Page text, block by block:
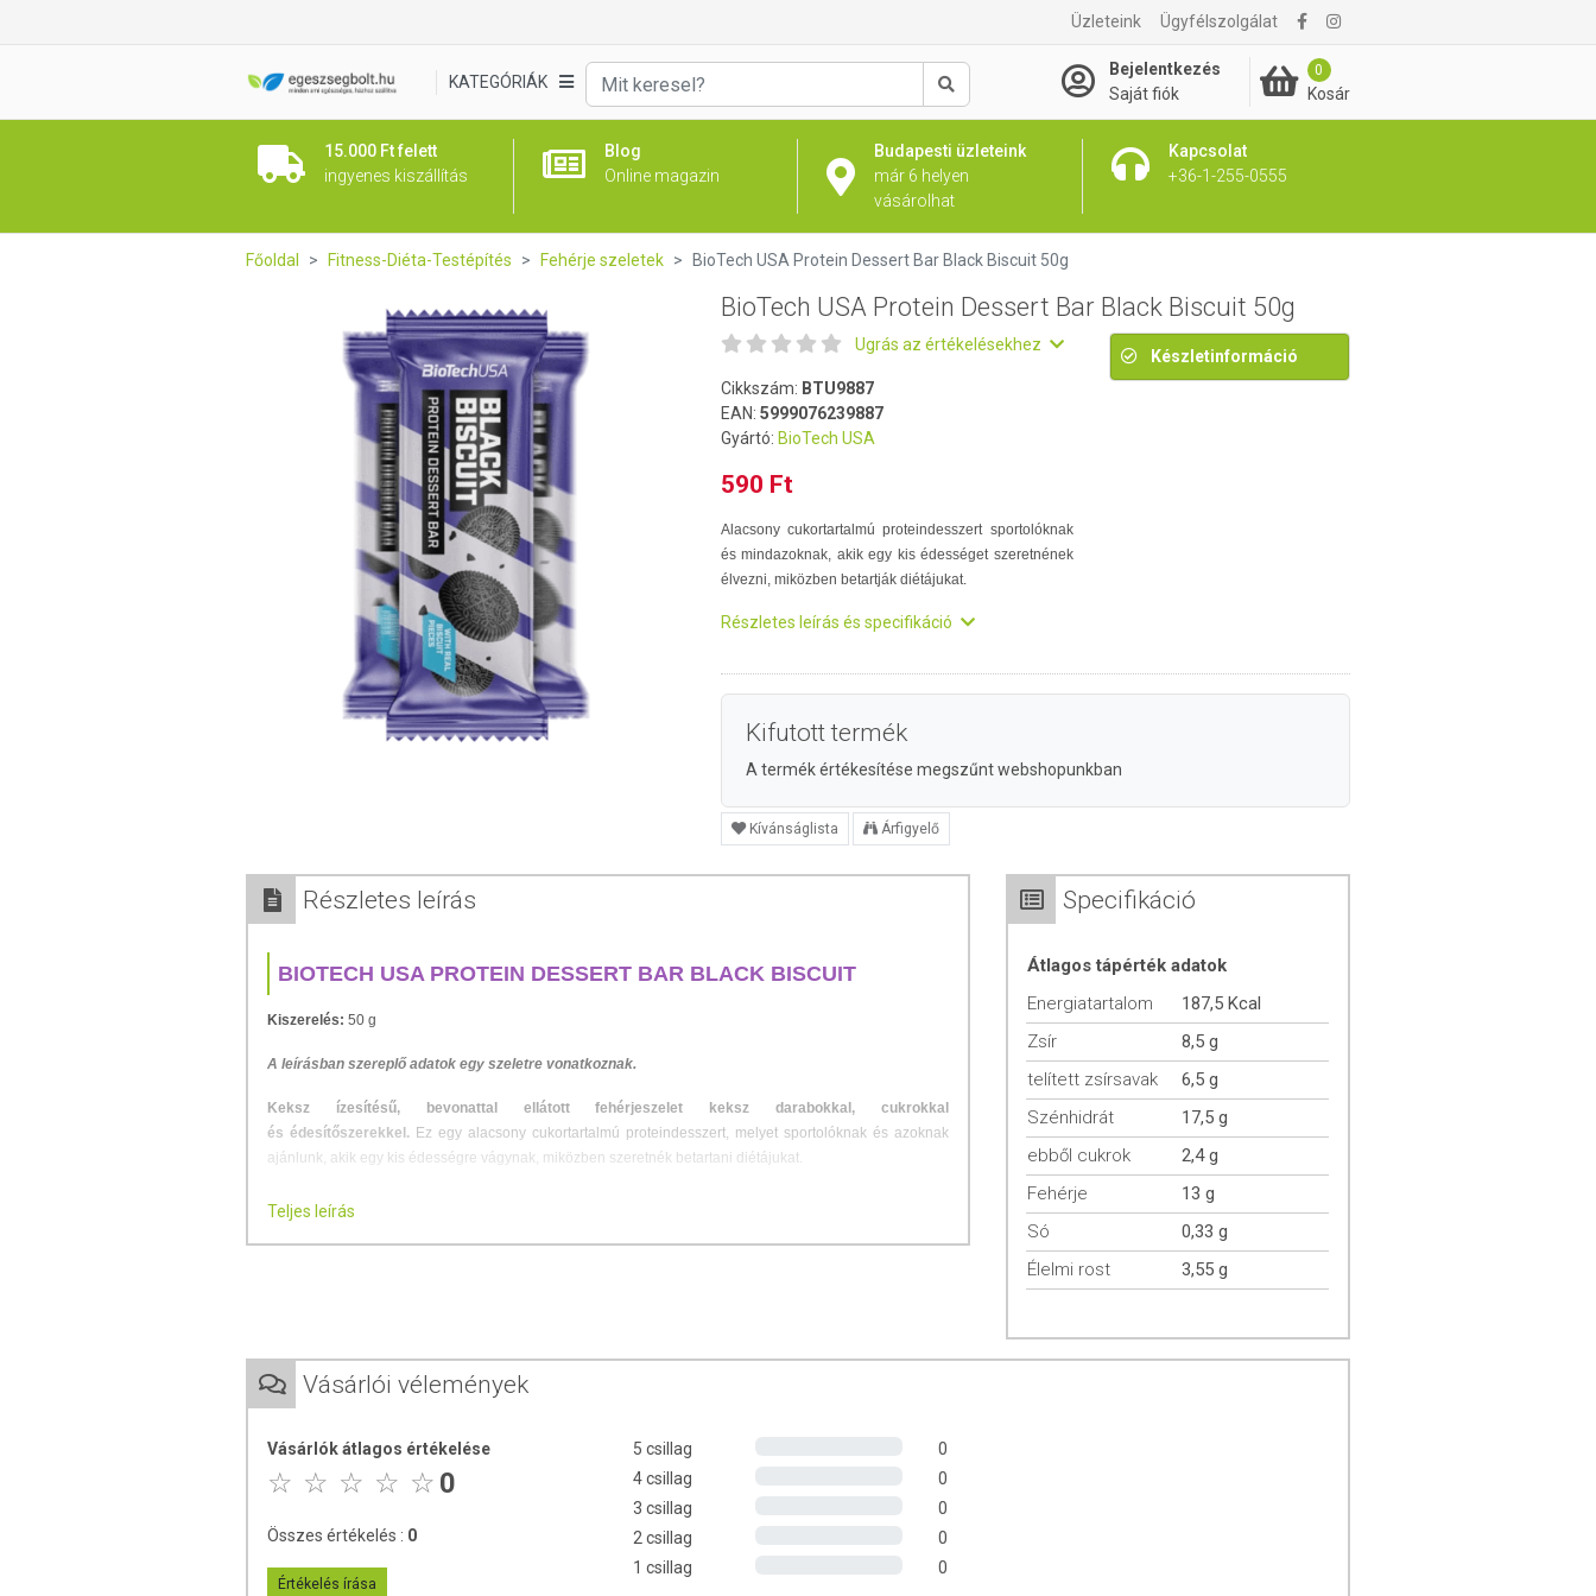
Üzleteink Ügyfélszolgálat
KATEGÓRIÁK
Keresés
Bejelentkezés
Saját fiók
0
Kosár
15.000 Ft felett
ingyenes kiszállítás
Blog
Online magazin
Budapesti üzleteink
már 6 helyen
vásárolhat
Kapcsolat
+36-1-255-0555
590 Ft
Főoldal Fitness-Diéta-Testépítés Fehérje szeletek BioTech USA Protein Dessert Bar Black Biscuit 50g
BioTech USA Protein Dessert Bar Black Biscuit 50g
Ugrás az értékelésekhez
Cikkszám: BTU9887
EAN: 5999076239887
Gyártó: BioTech USA
590 Ft
Alacsony cukortartalmú proteindesszert sportolóknak
és mindazoknak, akik egy kis édességet szeretnének
élvezni, miközben betartják diétájukat.
Részletes leírás és specifikáció
Készletinformáció
Kifutott termék
A termék értékesítése megszűnt webshopunkban
Kívánságlista Árfigyelő
Részletes leírás
BIOTECH USA PROTEIN DESSERT BAR BLACK BISCUIT
Kiszerelés: 50 g
A leírásban szereplő adatok egy szeletre vonatkoznak.
Keksz ízesítésű, bevonattal ellátott fehérjeszelet keksz darabokkal, cukrokkal
és édesítőszerekkel. Ez egy alacsony cukortartalmú proteindesszert, melyet sportolóknak és azoknak
ajánlunk, akik egy kis édességre vágynak, miközben szeretnék betartani diétájukat.
Milyen előnyei vannak a BioTech USA Protein Dessert Bar black biscuit fehérjeszeletnek?
26% fehérjetartalommal rendelkezik.
Egy Black Biscuit szelet (50 g) tápértéke a következő:
Zsír – 8,6 g
Szénhidrát – 18 g
Teljes leírás
Specifikáció
Átlagos tápérték adatok
Energiatartalom
187,5 Kcal
Zsír
8,5 g
telített zsírsavak
6,5 g
Szénhidrát
17,5 g
ebből cukrok
2,4 g
Fehérje
13 g
Só
0,33 g
Élelmi rost
3,55 g
Vásárlói vélemények
Vásárlók átlagos értékelése
0
Összes értékelés : 0
Értékelés írása
5 csillag
0
4 csillag
0
3 csillag
0
2 csillag
0
1 csillag
0